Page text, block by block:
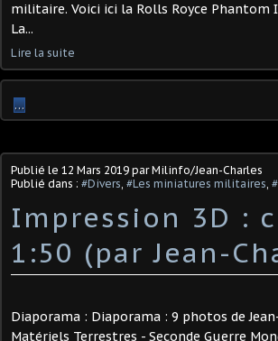
militaire. Voici ici la Rolls Royce Phantom
La...
Lire la suite
…
Publié le 12 Mars 2019 par Milinfo/Jean-Charles
Publié dans : #Divers, #Les miniatures militaires,
Impression 3D :
1:50 (par Jean-
Diaporama : Diaporama : 9 photos de
Matériels Terrestres - Seconde Guerre